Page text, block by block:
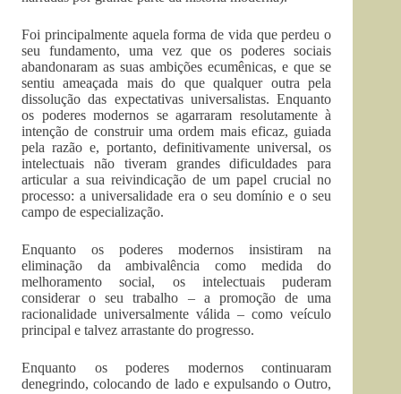
Foi principalmente aquela forma de vida que perdeu o
seu fundamento, uma vez que os poderes sociais
abandonaram as suas ambições ecumênicas, e que se
sentiu ameaçada mais do que qualquer outra pela
dissolução das expectativas universalistas. Enquanto
os poderes modernos se agarraram resolutamente à
intenção de construir uma ordem mais eficaz, guiada
pela razão e, portanto, definitivamente universal, os
intelectuais não tiveram grandes dificuldades para
articular a sua reivindicação de um papel crucial no
processo: a universalidade era o seu domínio e o seu
campo de especialização.
Enquanto os poderes modernos insistiram na
eliminação da ambivalência como medida do
melhoramento social, os intelectuais puderam
considerar o seu trabalho – a promoção de uma
racionalidade universalmente válida – como veículo
principal e talvez arrastante do progresso.
Enquanto os poderes modernos continuaram
denegrindo, colocando de lado e expulsando o Outro,